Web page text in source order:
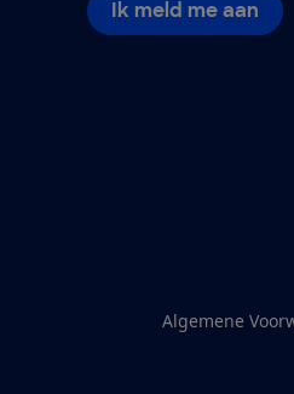
Ik meld me aan
Algemene